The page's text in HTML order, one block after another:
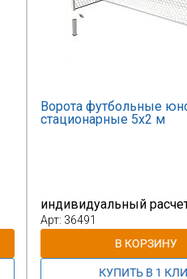
Ворота футбольные
стационарные 5х2 м
индивидуальный
Арт: 36491